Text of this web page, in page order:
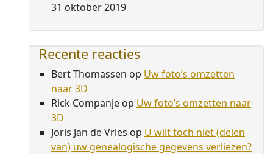
31 oktober 2019
Recente reacties
Bert Thomassen op Uw foto’s omzetten
naar 3D
Rick Companje op Uw foto’s omzetten naar
3D
Joris Jan de Vries op U wilt toch niet (delen
van) uw genealogische gegevens verliezen?